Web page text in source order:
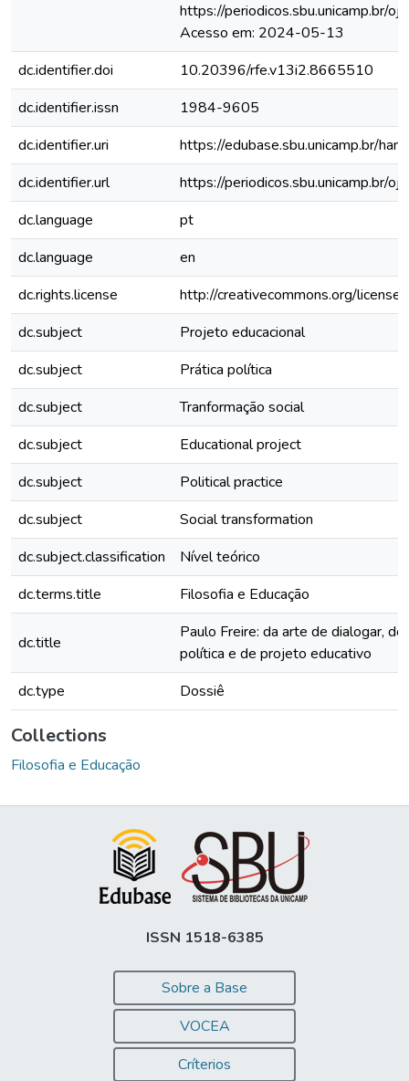
https://periodicos.sbu.unicamp.br/
Acesso em: 2024-05-13
dc.identifier.doi
10.20396/rfe.v13i2.8665510
dc.identifier.issn
1984-9605
dc.identifier.uri
https://edubase.sbu.unicamp.br/
dc.identifier.url
https://periodicos.sbu.unicamp.br/
dc.language
pt
dc.language
en
dc.rights.license
http://creativecommons.org/
dc.subject
Projeto educacional
dc.subject
Prática política
dc.subject
Tranformação social
dc.subject
Educational project
dc.subject
Political practice
dc.subject
Social transformation
dc.subject.classification
Nível teórico
dc.terms.title
Filosofia e Educação
dc.title
Paulo Freire: da arte de dialogar,
política e de projeto educativo
dc.type
Dossiê
Collections
Filosofia e Educação
ISSN 1518-6385
Sobre a Base
VOCEA
Críterios